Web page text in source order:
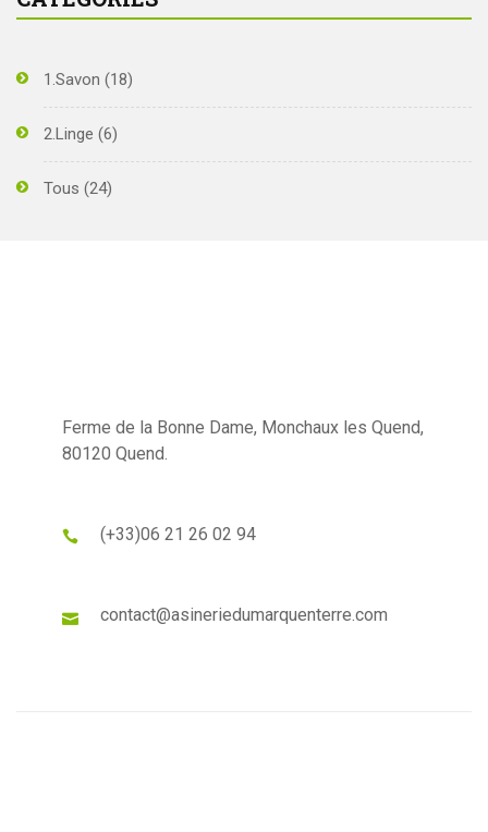
1.Savon (18)
2.Linge (6)
Tous (24)
Ferme de la Bonne Dame, Monchaux les Quend,
80120 Quend.
(+33)06 21 26 02 94
contact@asineriedumarquenterre.com